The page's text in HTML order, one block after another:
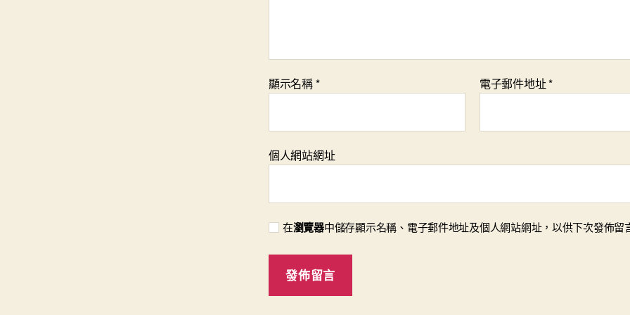
顯示名稱* 電子郵件地址*
個人網站網址
在瀏覽器中儲存顯示名稱、電子郵件地址及個人網站網址，以供下次發佈留